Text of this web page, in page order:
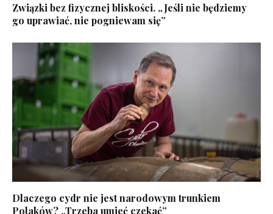
Związki bez fizycznej bliskości. „Jeśli nie będziemy
go uprawiać, nie pogniewam się”
Dlaczego cydr nie jest narodowym trunkiem
Polaków? „Trzeba umieć czekać”